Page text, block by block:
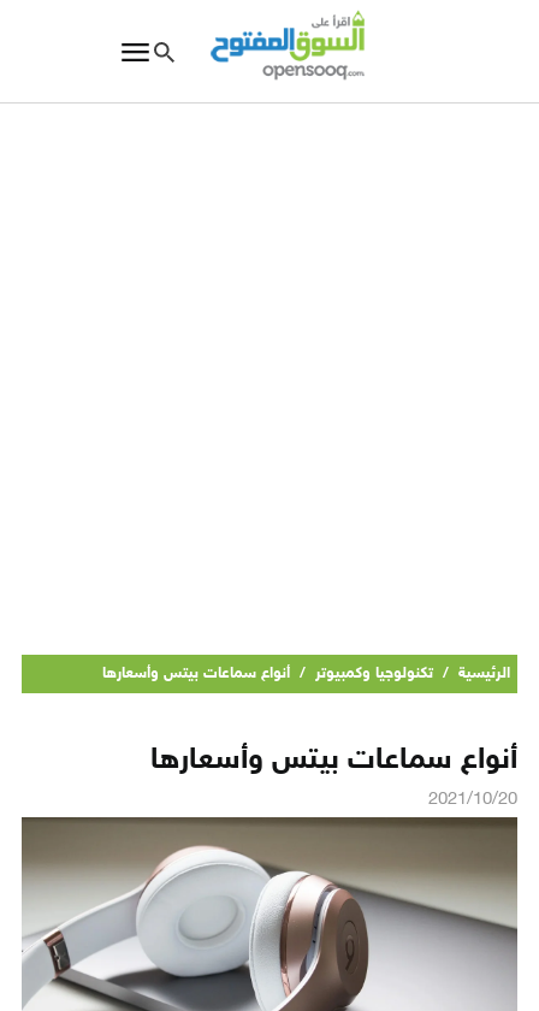
الرئيسية / تكنولوجيا وكمبيوتر / أنواع سماعات بيتس وأسعارها
أنواع سماعات بيتس وأسعارها
2021/10/20